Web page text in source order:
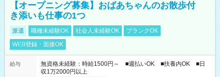
【オープニング募集】おばあちゃんのお散歩付
き添いも仕事の1つ
派遣 職種未経験OK 社会人未経験OK
ブランクOK
WEB登録・面接OK
給与
無資格未経験：時給1500円～ ■週払いOK ■扶養内OK ■日
収1万2000円以上